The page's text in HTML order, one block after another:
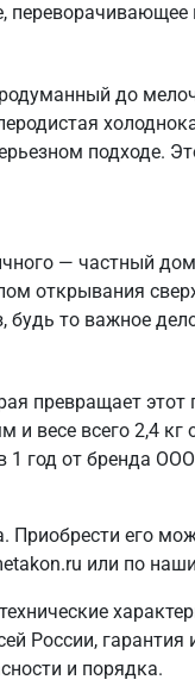
до
подходе.
— частный
открывания
будь то важное
превращает
весе всего 2,4
год от бренда
Приобрести его
или по
России,
и порядка.